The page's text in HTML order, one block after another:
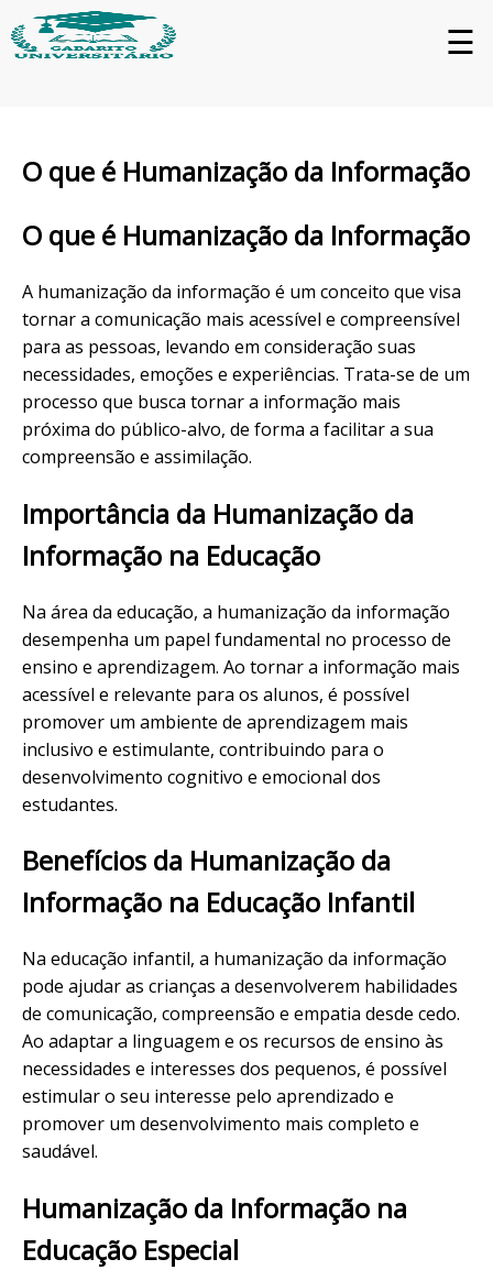
☰
O que é Humanização da Informação
O que é Humanização da Informação
A humanização da informação é um conceito que visa
tornar a comunicação mais acessível e compreensível
para as pessoas, levando em consideração suas
necessidades, emoções e experiências. Trata-se de um
processo que busca tornar a informação mais
próxima do público-alvo, de forma a facilitar a sua
compreensão e assimilação.
Importância da Humanização da
Informação na Educação
Na área da educação, a humanização da informação
desempenha um papel fundamental no processo de
ensino e aprendizagem. Ao tornar a informação mais
acessível e relevante para os alunos, é possível
promover um ambiente de aprendizagem mais
inclusivo e estimulante, contribuindo para o
desenvolvimento cognitivo e emocional dos
estudantes.
Benefícios da Humanização da
Informação na Educação Infantil
Na educação infantil, a humanização da informação
pode ajudar as crianças a desenvolverem habilidades
de comunicação, compreensão e empatia desde cedo.
Ao adaptar a linguagem e os recursos de ensino às
necessidades e interesses dos pequenos, é possível
estimular o seu interesse pelo aprendizado e
promover um desenvolvimento mais completo e
saudável.
Humanização da Informação na
Educação Especial